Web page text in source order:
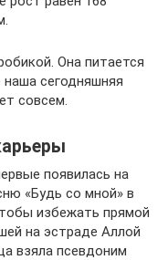
Она питается
сегодняшняя
совсем.
появилась на
«Будь со мной» в
избежать прямой
на эстраде Аллой
взяла псевдоним